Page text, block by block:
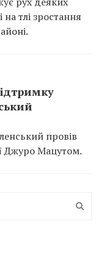
тлі зростання
провів
Джуро Мацутом.